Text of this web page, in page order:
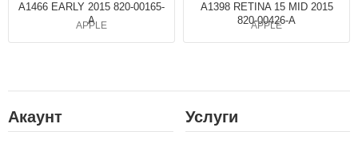
A1466 EARLY 2015 820-00165-
A
APPLE
A1398 RETINA 15 MID 2015
820-00426-A
APPLE
Акаунт Услуги